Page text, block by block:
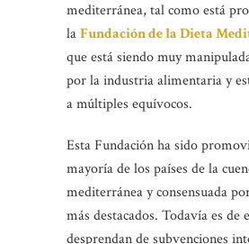
mediterránea, tal como está
laFundación de la Dieta
que está siendo muy
por la industria alimentaria y
a múltiples equívocos.
Esta Fundación ha sido
mayoría de los países de la
mediterránea y consensuada
más destacados. Todavía es de
desprendan de subvenciones